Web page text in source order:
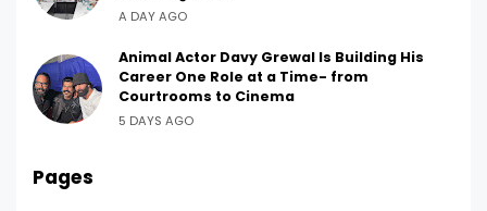
A DAY AGO
Animal Actor Davy Grewal Is Building His
Career One Role at a Time- from
Courtrooms to Cinema
5 DAYS AGO
Pages